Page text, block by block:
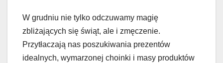
W grudniu nie tylko odczuwamy magię
zbliżających się świąt, ale i zmęczenie.
Przytłaczają nas poszukiwania prezentów
idealnych, wymarzonej choinki i masy produktów